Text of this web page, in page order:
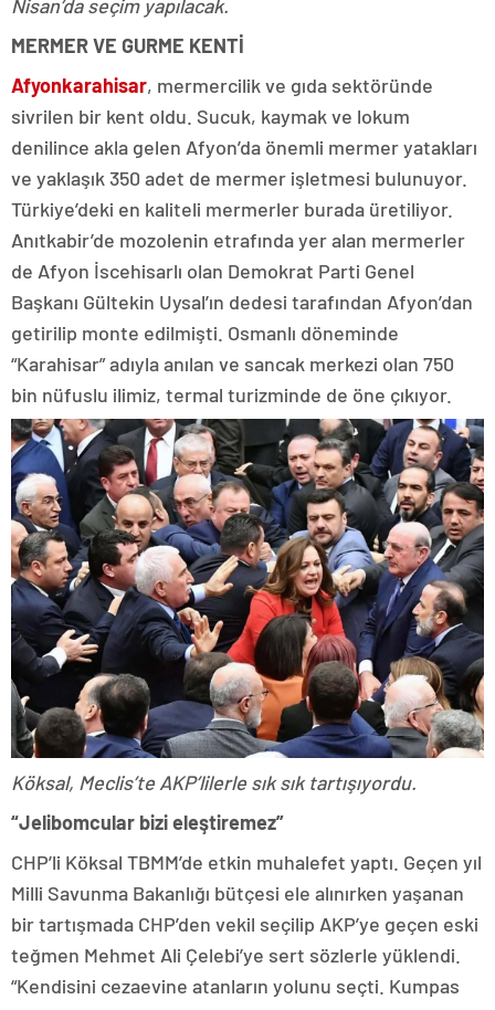
Nisan’da seçim yapılacak.
MERMER VE GURME KENTİ
Afyonkarahisar, mermercilik ve gıda sektöründe
sivrilen bir kent oldu. Sucuk, kaymak ve lokum
denilince akla gelen Afyon’da önemli mermer yatakları
ve yaklaşık 350 adet de mermer işletmesi bulunuyor.
Türkiye’deki en kaliteli mermerler burada üretiliyor.
Anıtkabir’de mozolenin etrafında yer alan mermerler
de Afyon İscehisarlı olan Demokrat Parti Genel
Başkanı Gültekin Uysal’ın dedesi tarafından Afyon’dan
getirilip monte edilmişti. Osmanlı döneminde
“Karahisar” adıyla anılan ve sancak merkezi olan 750
bin nüfuslu ilimiz, termal turizminde de öne çıkıyor.
Köksal, Meclis’te AKP’lilerle sık sık tartışıyordu.
“Jelibomcular bizi eleştiremez”
CHP’li Köksal TBMM’de etkin muha­lefet yaptı. Geçen yıl
Milli Savunma Bakanlığı bütçesi ele alınırken yaşanan
bir tartışmada CHP’den vekil seçilip AKP’ye geçen eski
teğmen Mehmet Ali Çelebi’ye sert sözlerle yüklendi.
“Kendisini cezaevine atanların yolunu seçti. Kumpas